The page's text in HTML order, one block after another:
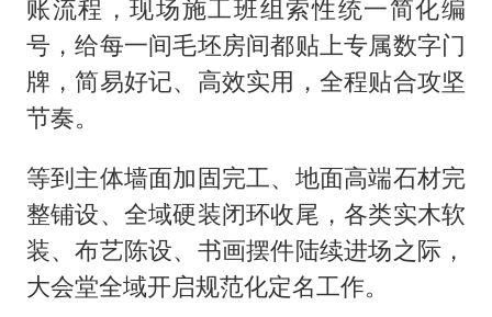
账流程，现场施工班组索性统一简化编
号，给每一间毛坯房间都贴上专属数字门
牌，简易好记、高效实用，全程贴合攻坚
节奏。
等到主体墙面加固完工、地面高端石材完
整铺设、全域硬装闭环收尾，各类实木软
装、布艺陈设、书画摆件陆续进场之际，
大会堂全域开启规范化定名工作。